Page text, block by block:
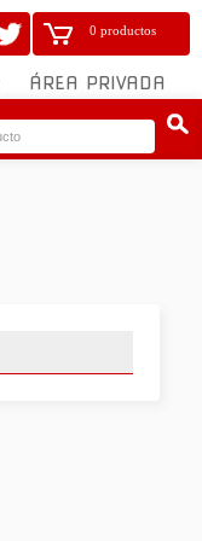
0 productos
ÁREA PRIVADA